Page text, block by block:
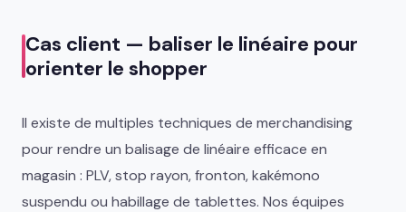
Cas client — baliser le linéaire pour
orienter le shopper
Il existe de multiples techniques de merchandising
pour rendre un balisage de linéaire efficace en
magasin : PLV, stop rayon, fronton, kakémono
suspendu ou habillage de tablettes. Nos équipes